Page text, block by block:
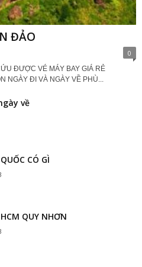
ĐẢO
0
ĐƯỢC VÉ MÁY BAY GIÁ RẺ
NGÀY ĐI VÀ NGÀY VỀ PHÙ...
về
CÓ GÌ
QUY NHƠN